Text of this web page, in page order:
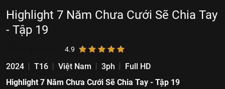
Highlight 7 Năm Chưa Cưới Sẽ Chia Tay
- Tập 19
4.9
2024 T16 Việt Nam 3ph
Full HD
Highlight 7 Năm Chưa Cưới Sẽ Chia Tay - Tập 19